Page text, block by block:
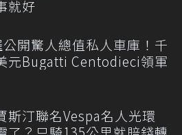
就好
公開驚人總值私人車庫！千
元Bugatti Centodieci領軍
斯汀聯名Vespa名人光環